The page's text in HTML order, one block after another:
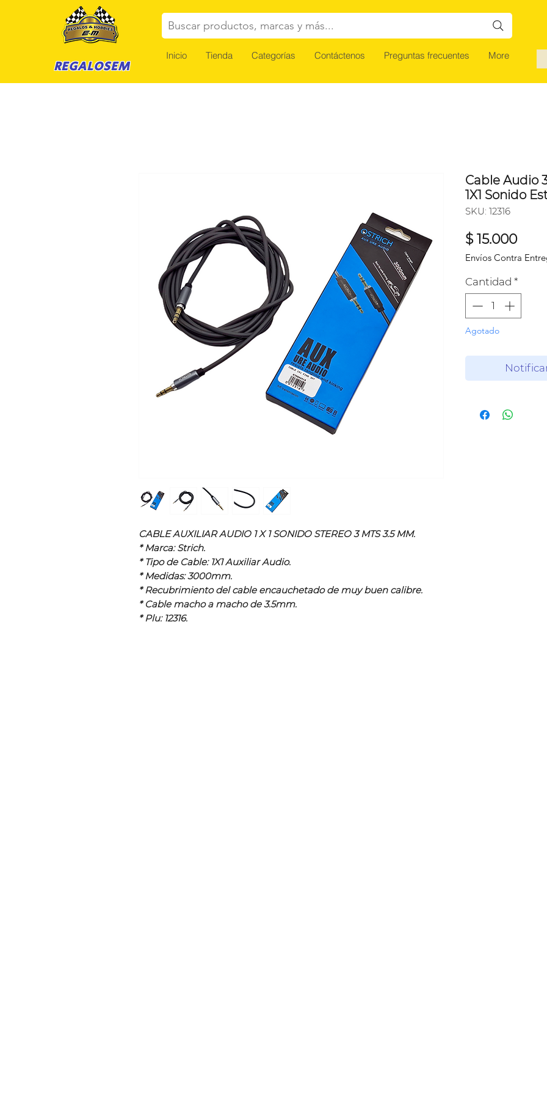
Inicio Tienda Categorías Contáctenos Preguntas frecuentes More
REGALOSEM
Buscar productos, marcas y más...
CABLE AUXILIAR AUDIO 1 X 1 SONIDO STEREO 3 MTS 3.5 MM.
* Marca: Strich.
* Tipo de Cable: 1X1 Auxiliar Audio.
* Medidas: 3000mm.
* Recubrimiento del cable encauchetado de muy buen calibre.
* Cable macho a macho de 3.5mm.
* Plu: 12316.
Cable Audio
1X1 Sonido
SKU: 12316
$ 15.000
Envíos Contra
Cantidad *
Agotado